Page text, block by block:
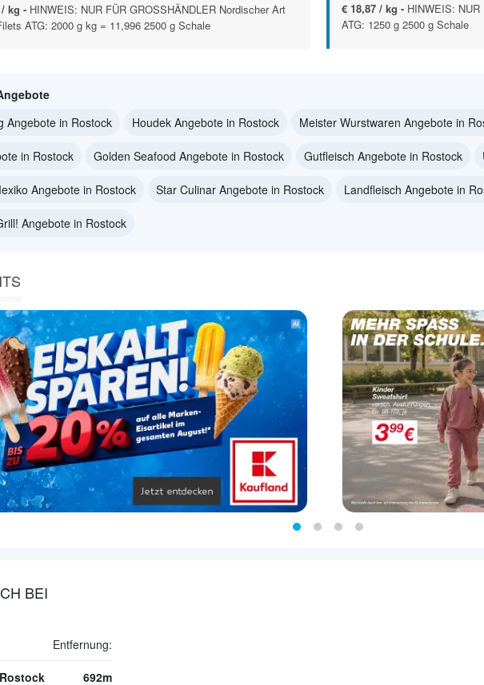
kg - HINWEIS: NUR FÜR GROSSHÄNDLER Nordischer Art
ATG: 2000 g kg = 11,996 2500 g Schale
€ 18,87 / kg - HINWEIS:
ATG: 1250 g 2500 g Schale
Angebote in Rostock
Houdek Angebote in Rostock Meister Wurstwaren Angebote in
in Rostock Golden Seafood Angebote in Rostock Gutfleisch Angebote in Rostock
Angebote in Rostock Star Culinar Angebote in Rostock Landfleisch Angebote in
Angebote in Rostock
BEI
Entfernung:
692m